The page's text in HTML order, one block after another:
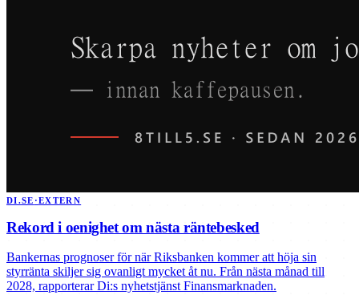
DI.SE ·EXTERN
Rekord i oenighet om nästa räntebesked
Bankernas prognoser för när Riksbanken kommer att höja sin
styrränta skiljer sig ovanligt mycket åt nu. Från nästa månad till
2028, rapporterar Di:s nyhetstjänst Finansmarknaden.